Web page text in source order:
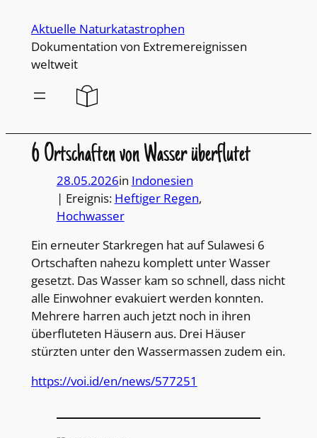
Inhalt
wechseln
Aktuelle Naturkatastrophen
Dokumentation von Extremereignissen
weltweit
6 Ortschaften von Wasser überflutet
28.05.2026in Indonesien
| Ereignis: Heftiger Regen
Hochwasser
Ein erneuter Starkregen hat auf Sulawesi 6
Ortschaften nahezu komplett unter Wasser
gesetzt. Das Wasser kam so schnell, dass nicht
alle Einwohner evakuiert werden konnten.
Mehrere harren auch jetzt noch in ihren
überfluteten Häusern aus. Drei Häuser
stürzten unter den Wassermassen zudem ein.
https://voi.id/en/news/577251